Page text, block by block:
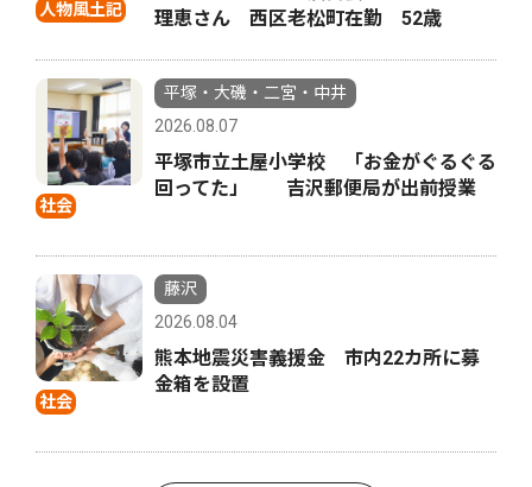
人物風土記
理恵さん 西区老松町在勤 52歳
社会
平塚・大磯・二宮・中井
2026.08.07
平塚市立土屋小学校 「お金がぐるぐる
回ってた」 吉沢郵便局が出前授業
社会
藤沢
2026.08.04
熊本地震災害義援金 市内22カ所に募
金箱を設置